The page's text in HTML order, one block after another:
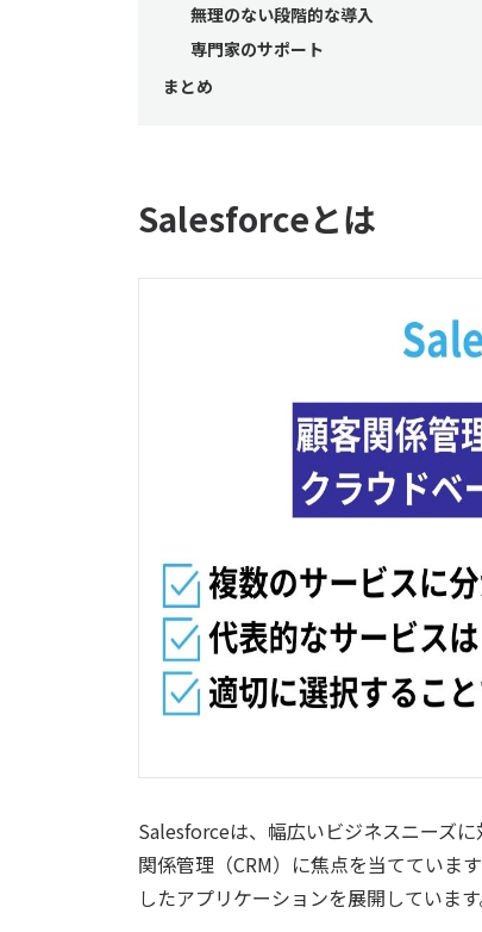
無理のない段階的な導入
専門家のサポート
まとめ
Salesforceとは
Salesforceは、幅広いビジネスニーズ
関係管理（CRM）に焦点を当てていま
したアプリケーションを展開しています